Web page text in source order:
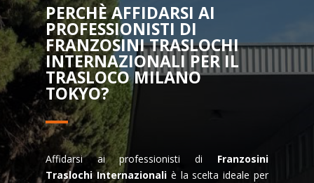
PERCHÈ AFFIDARSI AI
PROFESSIONISTI DI
FRANZOSINI TRASLOCHI
INTERNAZIONALI PER IL
TRASLOCO MILANO
TOKYO?
Affidarsi ai professionisti di Franzosini
Traslochi Internazionaliè la scelta ideale per